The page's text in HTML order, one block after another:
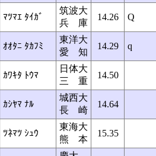
ﾏﾂﾏｴ ﾀｲｶﾞ
筑波大
兵 庫
14.26 Q
ｵｵﾀﾆ ﾀｶﾌﾐ
東洋大
愛 知
14.29 q
ｶﾜｷﾀ ﾄｳﾏ
日体大
三 重
14.50
ｶｼﾔﾏ ﾅﾙ
城西大
長 崎
14.64
ﾂﾈﾏﾂ ｼｭｳ
東海大
熊 本
15.35